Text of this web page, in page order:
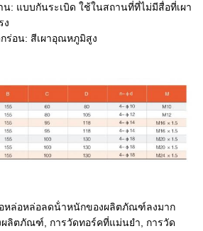
: แบบกันระเบิด ใช้ในสถานที่ที่ไม่มีสื่อที่เผา
ง
ร่อน: สีเผาอุณหภูมิสูง
หล่อหล่อลดน้ําหนักของผลิตภัณฑ์ลงมาก
ลิตภัณฑ์, การวัดทอร์คที่แม่นยํา, การวัด